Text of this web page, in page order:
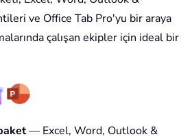
ve Office Tab Pro'yu bir araya
çalışan ekipler için ideal bir
— Excel, Word, Outlook &